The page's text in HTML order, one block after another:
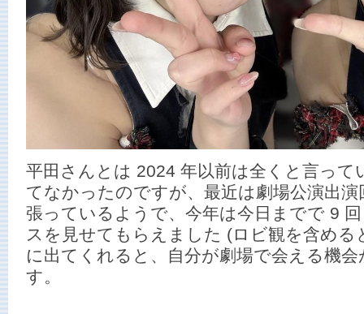
平田さんとは 2024 年以前は全くと言って
てなかったのですが、最近は劇場公演出
張っているようで、今年は今日までで 9
スを見せてもらえました (ロビ観を含める
に出てくれると、自分が劇場で会える機
す。